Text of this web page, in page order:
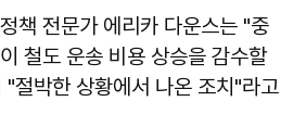
책 전문가 에리카 다운스는 "중
철도 운송 비용 상승을 감수할
"절박한 상황에서 나온 조치"라고